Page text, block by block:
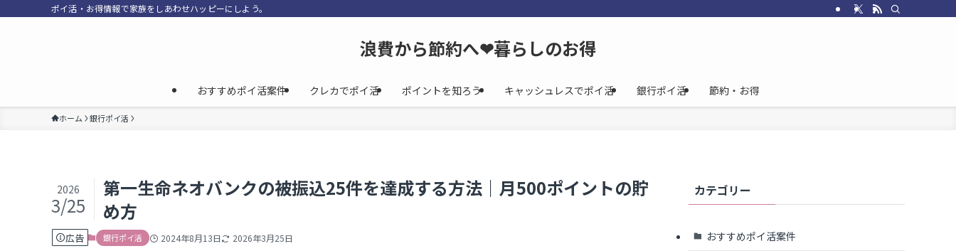
ポイ活・お得情報で家族をしあわせハッピーにしよう。
浪費から節約へ❤暮らしのお得
おすすめポイ活案件 クレカでポイ活 ポイントを知ろう キャッシュレスでポイ活 銀行ポイ活 節約・お得
ホーム 銀行ポイ活
第一生命ネオバンクの被振込25件を達成する方法｜月500ポイントの貯
め方
2026
3/25
広告 銀行ポイ活 2024年8月13日 2026年3月25日
カテゴリー
おすすめポイ活案件